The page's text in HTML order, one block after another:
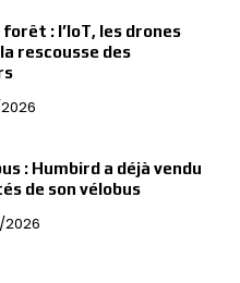
forêt : l’IoT, les drones
la rescousse des
: Humbird a déjà vendu
de son vélobus